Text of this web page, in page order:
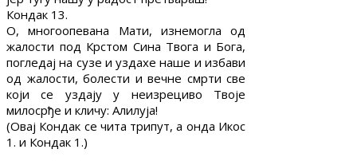
Кондак 13.
О, многоопевана Мати, изнемогла од
жалости под Крстом Сина Твога и Бога,
погледај на сузе и уздахе наше и избави
од жалости, болести и вечне смрти све
који се уздају у неизрециво Твоје
милосрђе и кличу: Алилуја!
(Овај Кондак се чита трипут, а онда Икос
1. и Кондак 1.)